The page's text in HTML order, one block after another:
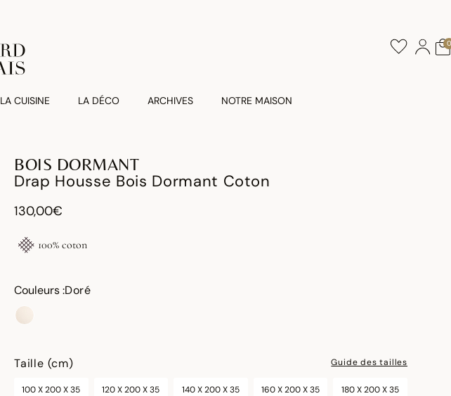
0
LA CUISINE LA DÉCO ARCHIVES NOTRE MAISON
BOIS DORMANT
Drap Housse Bois Dormant Coton
130,00€
100% coton
Couleurs :Doré
Taille (cm) Guide des tailles
100 X 200 X 35 120 X 200 X 35 140 X 200 X 35 160 X 200 X 35 180 X 200 X 35